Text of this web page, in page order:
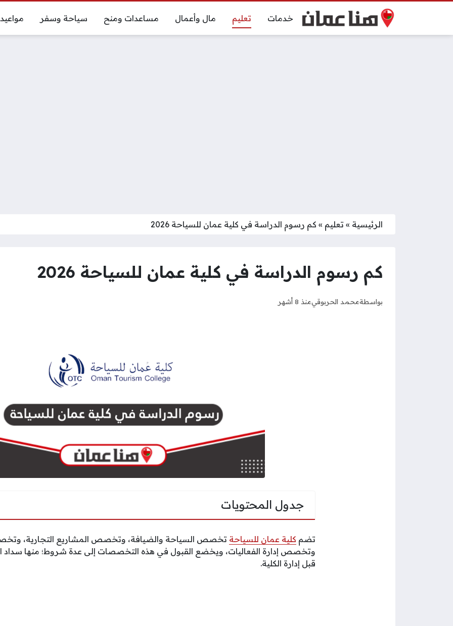
خدمات تعليم مال وأعمال مساعدات ومنح سياحة وسفر مواعيد
الرئيسية » تعليم » كم رسوم الدراسة في كلية عمان للسياحة 2026
كم رسوم الدراسة في كلية عمان للسياحة 2026
بواسطةمحمد الحربوقيمنذ 8 أشهر
جدول المحتويات
تضم كلية عمان للسياحة تخصص السياحة والضيافة، وتخصص المشاريع التجارية،
وتخصص إدارة الفعاليات، ويخضع القبول في هذه التخصصات إلى عدة شروط؛ منها
قبل إدارة الكلية.